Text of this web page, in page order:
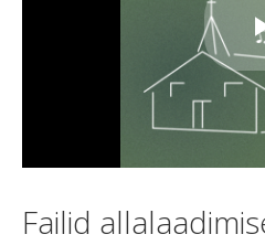
Failid